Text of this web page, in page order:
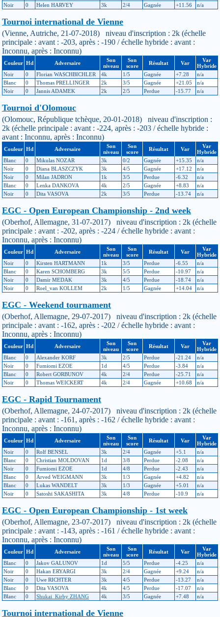
Noir
0 Helen HARVEY 3k 2/4 Gagnée +11.56 n/a
Tournoi international de Vienne
(Vienne, Autriche, 21-07-2018) niveau d'inscription : 2k (échelle
principale : avant : -203, après : -190 / échelle hybride : avant :
Inconnu, après : Inconnu)
Couleur Hd Adversaire
Son
niveau
Son
score
Résultat Var
Var
Hybride
Noir
0 Florian WASCHBICHLER 4k 1/5 Gagnée +7.28
n/a
Blanc
0 Thomas PRELLINGER 2k 3/5 Gagnée +21.05
n/a
Noir
0 Jannis ADAMEK 2k 2/5 Perdue -15.77 n/a
Tournoi d'Olomouc
(Olomouc, République tchèque, 20-01-2018) niveau d'inscription :
2k (échelle principale : avant : -224, après : -203 / échelle hybride :
avant : Inconnu, après : Inconnu)
Couleur Hd Adversaire
Son
niveau
Son
score
Résultat Var
Var
Hybride
Blanc
0 Mikulas NOZAR 3k 0/2 Gagnée +15.35
n/a
Noir
0 Diana BLASZCZYK 3k 4/5 Gagnée +17.12
n/a
Noir
0 Milan JADRON 1k 3/5 Perdue -6.32
n/a
Blanc
0 Lenka DANKOVA 4k 2/5 Gagnée +8.83
n/a
Noir
0 Dita VASOVA 2k 3/5 Perdue -13.74 n/a
EGC - Open European Championship - 2nd week
(Oberhof, Allemagne, 31-07-2017) niveau d'inscription : 2k (échelle
principale : avant : -202, après : -224 / échelle hybride : avant :
Inconnu, après : Inconnu)
Couleur Hd Adversaire
Son
niveau
Son
score
Résultat Var
Var
Hybride
Noir
0 Kirsten HARTMANN 1k 3/5 Perdue -6.55
n/a
Blanc
0 Karen SCHOMBERG 3k 5/5 Perdue -10.97
n/a
Noir
0 Damir MEDAK 3k 4/5 Perdue -18.74
n/a
Noir
0 Roel_van KOLLEM 2k 1/5 Gagnée +14.04 n/a
EGC - Weekend tournament
(Oberhof, Allemagne, 29-07-2017) niveau d'inscription : 2k (échelle
principale : avant : -162, après : -202 / échelle hybride : avant :
Inconnu, après : Inconnu)
Couleur Hd Adversaire
Son
niveau
Son
score
Résultat Var
Var
Hybride
Blanc
0 Alexander KORF 3k 2/5 Perdue -21.24
n/a
Noir
0 Fumiomi EZOE 1d 4/5 Perdue -3.84
n/a
Blanc
0 Robert GORBUNOV 4k 2/4 Perdue -25.71
n/a
Noir
0 Thomas WEICKERT 4k 2/4 Gagnée +10.68 n/a
EGC - Rapid Tournament
(Oberhof, Allemagne, 24-07-2017) niveau d'inscription : 2k (échelle
principale : avant : -161, après : -162 / échelle hybride : avant :
Inconnu, après : Inconnu)
Couleur Hd Adversaire
Son
niveau
Son
score
Résultat Var
Var
Hybride
Noir
0 Rolf BENSEL 3k 2/4 Gagnée +5.1
n/a
Blanc
0 Christian MOLDOVAN 1d 3/8 Perdue -2.08
n/a
Noir
0 Fumiomi EZOE 1d 4/8 Perdue -2.43
n/a
Blanc
0 Arved WEIGMANN 3k 1/3 Gagnée +4.82
n/a
Blanc
0 Lukas WANDELT 3k 1/3 Gagnée +5.01
n/a
Noir
0 Satoshi SAKASHITA 3k 4/8 Perdue -10.9 n/a
EGC - Open European Championship - 1st week
(Oberhof, Allemagne, 23-07-2017) niveau d'inscription : 2k (échelle
principale : avant : -143, après : -161 / échelle hybride : avant :
Inconnu, après : Inconnu)
Couleur Hd Adversaire
Son
niveau
Son
score
Résultat Var
Var
Hybride
Blanc
0 Jakov GALUNOV 1d 5/5 Perdue -4.25
n/a
Noir
0 Hakan ERYARGI 3k 2/4 Gagnée +9.24
n/a
Noir
0 Uwe RICHTER 3k 4/5 Perdue -13.27
n/a
Blanc
0 Dita VASOVA 4k 4/5 Perdue -17.07
n/a
Blanc
0 Shukai_Kirby ZHANG 4k 3/5 Gagnée +7.48 n/a
Tournoi international de Vienne